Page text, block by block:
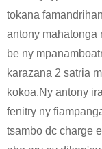
tokana
antony mahatonga
be ny
karazana 2 satria
kokoa.Ny antony
fenitry ny
tsambo dc charge